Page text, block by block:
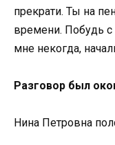
прекрати. Ты на
времени. Побудь с
мне некогда,
Разговор был
Нина Петровна